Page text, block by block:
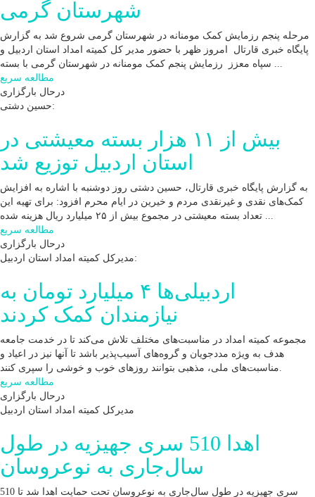
شهرستان گرمی
مرحله پنجم رزمایش کمک مومنانه در شهرستان گرمی شروع شد به گزارش
پایگاه خبری قارتال امروز ظهر با حضور مدیر کل کمیته امداد استان اردبیل و
مطالعه سریع
درحال بارگزاری
حسین دشتی:
بیش از ۱۱ هزار بسته معیشتی در
استان اردبیل توزیع شد
به گزارش پایگاه خبری قارتال، حسین دشتی روز دوشنبه با اشاره به افزایش
کمک‌های نقدی و غیرنقدی مردم و خیرین در ایام محرم افزود: برای تهیه این
مطالعه سریع
درحال بارگزاری
مدیرکل کمیته امداد استان اردبیل:
اردبیلی‌ها ۴ میلیارد تومان به
نیازمندان کمک کردند
مجموعه کمیته امداد در مناسبت‌های مختلف تلاش می‌کند تا در خدمت جامعه
هدف به ویژه مددجویان و گروه‌های آسیب‌پذیر باشد تا آنها نیز در اعیاد و
مطالعه سریع
درحال بارگزاری
مدیرکل کمیته امداد استان اردبیل
اهدا 510 سری جهیزیه در طول
سال‌جاری به نوعروسان
510 سری جهیزیه در طول سال‌جاری به نوعروسان تحت حمایت اهدا شد تا